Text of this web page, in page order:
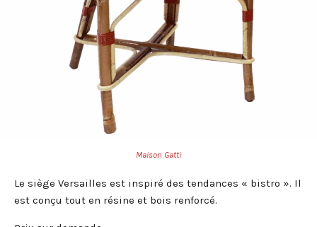
Maison Gatti
Le siège Versailles est inspiré des tendances « bistro ». Il
est conçu tout en résine et bois renforcé.